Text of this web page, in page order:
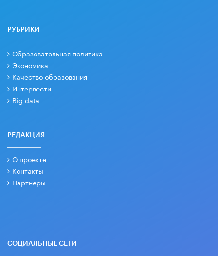
РУБРИКИ
Образовательная политика
Экономика
Качество образования
Интервести
Big data
РЕДАКЦИЯ
О проекте
Контакты
Партнеры
СОЦИАЛЬНЫЕ СЕТИ